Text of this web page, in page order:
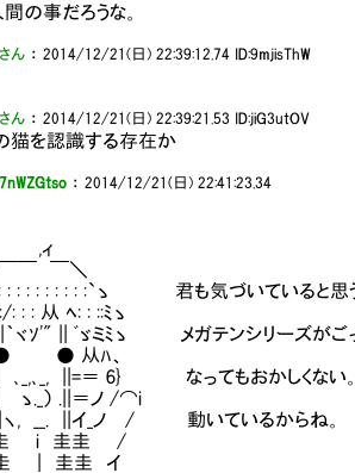
の事だろうな。
ん ：2014/12/21(日) 22:39:12.74 ID:9mjisThW
ん ：2014/12/21(日) 22:39:21.53 ID:jiG3utOV
猫を認識する存在か
：2014/12/21(日) 22:41:23.34
＼
:`ゝ 君も気づいていると思うけ
ﾍ: : ::ﾐゝ
ﾞゞミﾐゝ メガテンシリーズがごった
ﾊ、
6} なってもおかしくない。そう
.||＝ノ /⌒i
__. ||イ_ノ / 動いているからね。
圭圭 /
圭 イ